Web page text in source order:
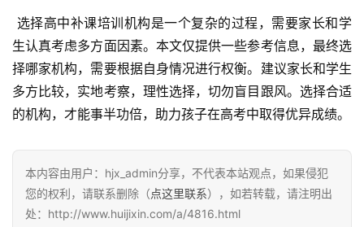
生认真考虑多方面因素。本文仅提供一些参考信息，最终选
择哪家机构，需要根据自身情况进行权衡。建议家长和学生
多方比较，实地考察，理性选择，切勿盲目跟风。选择合适
的机构，才能事半功倍，助力孩子在高考中取得优异成绩。
本内容由用户：hjx_admin分享，不代表本站观点，如果侵犯
您的权利，请联系删除（点这里联系），如若转载，请注明出
处：http://www.huijixin.com/a/4816.html